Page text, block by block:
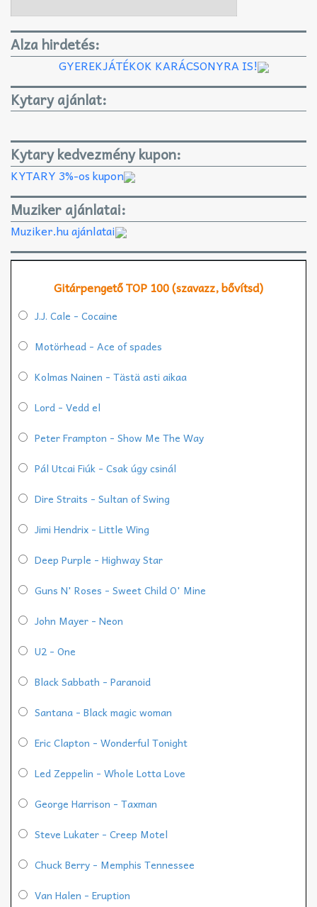
Alza hirdetés:
GYEREKJÁTÉKOK KARÁCSONYRA IS!
Kytary ajánlat:
Kytary kedvezmény kupon:
KYTARY 3%-os kupon
Muziker ajánlatai:
Muziker.hu ajánlatai
Gitárpengető TOP 100 (szavazz, bővítsd)
J.J. Cale - Cocaine
Motörhead - Ace of spades
Kolmas Nainen - Tästä asti aikaa
Lord - Vedd el
Peter Frampton - Show Me The Way
Pál Utcai Fiúk - Csak úgy csinál
Dire Straits - Sultan of Swing
Jimi Hendrix - Little Wing
Deep Purple - Highway Star
Guns N' Roses - Sweet Child O' Mine
John Mayer - Neon
U2 - One
Black Sabbath - Paranoid
Santana - Black magic woman
Eric Clapton - Wonderful Tonight
Led Zeppelin - Whole Lotta Love
George Harrison - Taxman
Steve Lukater - Creep Motel
Chuck Berry - Memphis Tennessee
Van Halen - Eruption